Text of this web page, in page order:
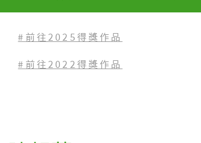
#前往2025得獎作品
#前往2022 得獎作品